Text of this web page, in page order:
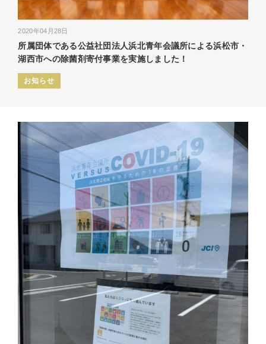
2020年04月28日
所属団体である公益社団法人浜北青年会議所による浜松市・
湖西市への除菌剤寄付事業を実施しました！
お知らせ